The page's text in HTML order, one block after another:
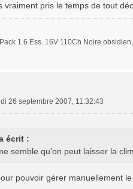
vraiment pris le temps de tout
1.6 Ess. 16V 110Ch Noire
26 septembre 2007, 11:32:43
écrit :
semble qu'on peut laisser la
pouvoir gérer manuellement le